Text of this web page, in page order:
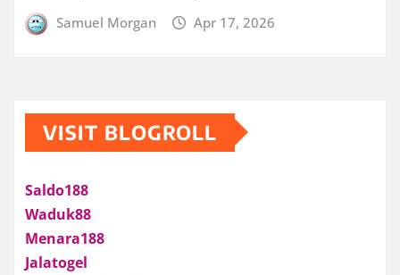
Samuel Morgan Apr 17, 2026
VISIT BLOGROLL
Saldo188
Waduk88
Menara188
Jalatogel